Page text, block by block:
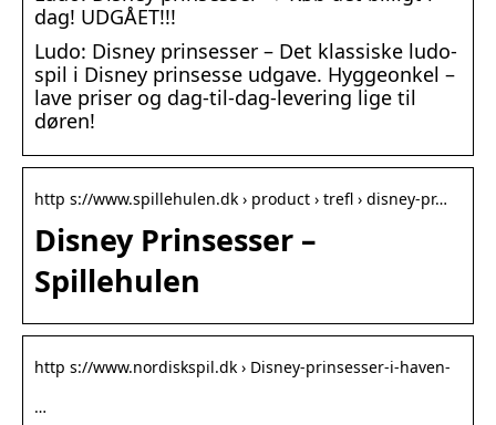
dag! UDGÅET!!!
Ludo: Disney prinsesser – Det klassiske ludo-
spil i Disney prinsesse udgave. Hyggeonkel –
lave priser og dag-til-dag-levering lige til
døren!
http s://www.spillehulen.dk › product › trefl › disney-pr…
Disney Prinsesser –
Spillehulen
http s://www.nordiskspil.dk › Disney-prinsesser-i-haven-
…